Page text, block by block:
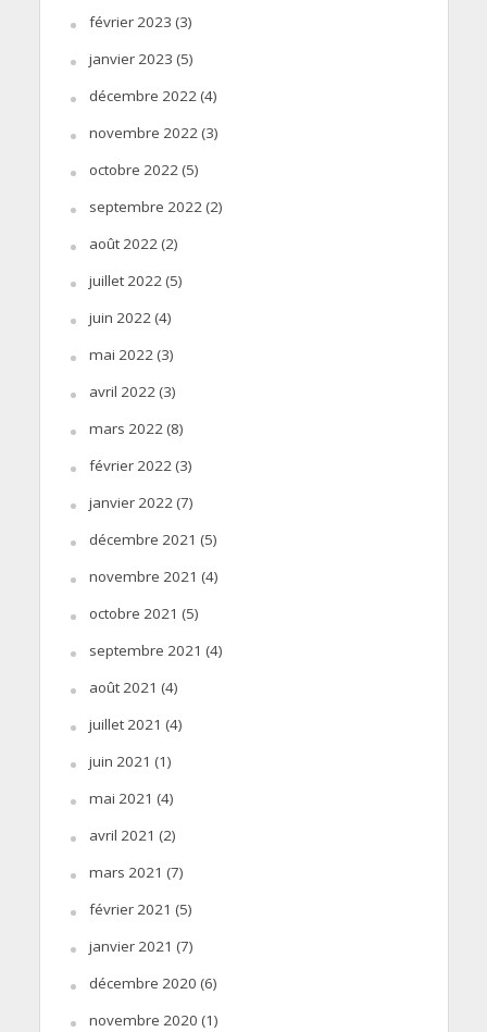
février 2023 (3)
janvier 2023 (5)
décembre 2022(4)
novembre 2022(3)
octobre 2022(5)
septembre 2022(2)
août 2022(2)
juillet 2022(5)
juin 2022(4)
mai 2022(3)
avril 2022(3)
mars 2022(8)
février 2022(3)
janvier 2022(7)
décembre 2021 (5)
novembre 2021 (4)
octobre 2021 (5)
septembre 2021 (4)
août 2021 (4)
juillet 2021 (4)
juin 2021 (1)
mai 2021 (4)
avril 2021 (2)
mars 2021 (7)
février 2021 (5)
janvier 2021 (7)
décembre 2020 (6)
novembre 2020 (1)